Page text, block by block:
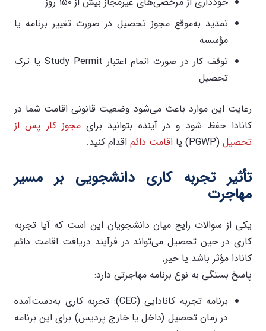
تمدید به‌موقع مجوز تحصیل در صورت تغییر برنامه یا
مؤسسه
توقف کار در صورت اتمام اعتبار Study Permit یا ترک
تحصیل
رعایت این موارد باعث می‌شود وضعیت قانونی اقامت شما در
کانادا حفظ شود و در آینده بتوانید برایمجوز کار پس از
تحصیل (PGWP) یا اقامت دائم اقدام کنید.
تأثیر تجربه کاری دانشجویی بر مسیر
مهاجرت
یکی از سوالات رایج میان دانشجویان این است که آیا تجربه
کاری در حین تحصیل می‌تواند در فرآیند دریافت اقامت دائم
کانادا مؤثر باشد یا خیر.
پاسخ بستگی به نوع برنامه مهاجرتی دارد:
برنامه تجربه کانادایی (CEC): تجربه کاری به‌دست‌آمده
در زمان تحصیل (داخل یا خارج پردیس) برای این برنامه